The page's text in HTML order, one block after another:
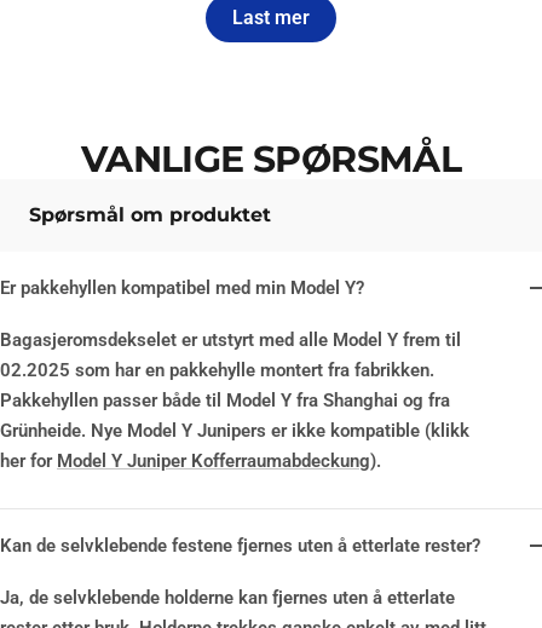
Last mer
VANLIGE SPØRSMÅL
Spørsmål om produktet
Er pakkehyllen kompatibel med min Model Y?
Bagasjeromsdekselet er utstyrt med alle Model Y frem til
02.2025 som har en pakkehylle montert fra fabrikken.
Pakkehyllen passer både til Model Y fra Shanghai og fra
Grünheide. Nye Model Y Junipers er ikke kompatible (klikk
her for Model Y Juniper Kofferraumabdeckung).
Kan de selvklebende festene fjernes uten å etterlate rester?
Ja, de selvklebende holderne kan fjernes uten å etterlate